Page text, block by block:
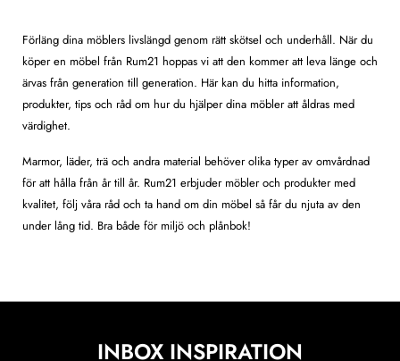
Förläng dina möblers livslängd genom rätt skötsel och underhåll. När du
köper en möbel från Rum21 hoppas vi att den kommer att leva länge och
ärvas från generation till generation. Här kan du hitta information,
produkter, tips och råd om hur du hjälper dina möbler att åldras med
värdighet.
Marmor, läder, trä och andra material behöver olika typer av omvårdnad
för att hålla från år till år. Rum21 erbjuder möbler och produkter med
kvalitet, följ våra råd och ta hand om din möbel så får du njuta av den
under lång tid. Bra både för miljö och plånbok!
INBOX INSPIRATION